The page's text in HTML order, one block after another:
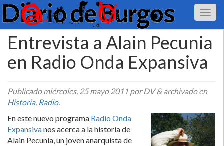
Entrevista a Alain Pecunia
en Radio Onda Expansiva
Publicadomiércoles, 25 mayo 2011 por DV&archivado en
Historia, Radio.
En este nuevo programa Radio Onda
Expansivanos acerca a la historia de
Alain Pecunia, un joven anarquista de